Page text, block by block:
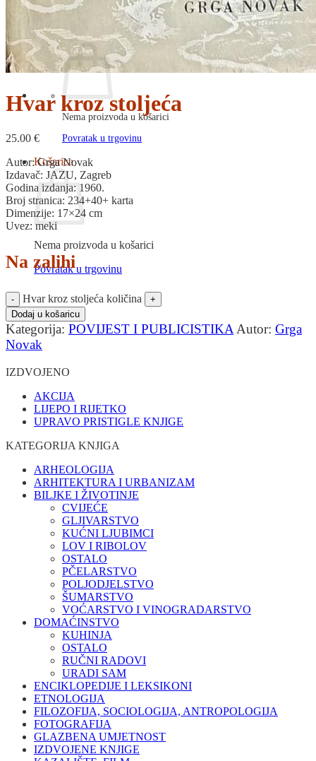
Nema proizvoda u košarici
Povratak u trgovinu
Košarica
Nema proizvoda u košarici
Povratak u trgovinu
Hvar kroz stoljeća
25.00 €
Autor: Grga Novak
Izdavač: JAZU, Zagreb
Godina izdanja: 1960.
Broj stranica: 234+40+ karta
Dimenzije: 17×24 cm
Uvez: meki
Na zalihi
Hvar kroz stoljeća količina
Dodaj u košaricu
Kategorija: POVIJEST I PUBLICISTIKA Autor: Grga
Novak
IZDVOJENO
AKCIJA
LIJEPO I RIJETKO
UPRAVO PRISTIGLE KNJIGE
KATEGORIJA KNJIGA
ARHEOLOGIJA
ARHITEKTURA I URBANIZAM
BILJKE I ŽIVOTINJE
CVIJEĆE
GLJIVARSTVO
KUĆNI LJUBIMCI
LOV I RIBOLOV
OSTALO
PČELARSTVO
POLJODJELSTVO
ŠUMARSTVO
VOĆARSTVO I VINOGRADARSTVO
DOMAĆINSTVO
KUHINJA
OSTALO
RUČNI RADOVI
URADI SAM
ENCIKLOPEDIJE I LEKSIKONI
ETNOLOGIJA
FILOZOFIJA, SOCIOLOGIJA, ANTROPOLOGIJA
FOTOGRAFIJA
GLAZBENA UMJETNOST
IZDVOJENE KNJIGE